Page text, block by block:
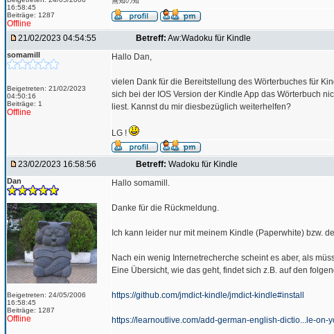
16:58:45
Beiträge: 1287
Offline
21/02/2023 04:54:55 Betreff: Aw:Wadoku für Kindle
somamill
Beigetreten: 21/02/2023
04:50:16
Beiträge: 1
Offline
Hallo Dan,
vielen Dank für die Bereitstellung des Wörterbuches für
sich bei der IOS Version der Kindle App das Wörterbuch
liest. Kannst du mir diesbezüglich weiterhelfen?
LG !
23/02/2023 16:58:56 Betreff: Wadoku für Kindle
Dan
Beigetreten: 24/05/2006
16:58:45
Beiträge: 1287
Offline
Hallo somamill.
Danke für die Rückmeldung.
Ich kann leider nur mit meinem Kindle (Paperwhite) bzw.
Nach ein wenig Internetrecherche scheint es aber, als
Eine Übersicht, wie das geht, findet sich z.B. auf den
https://github.com/jmdict-kindle/jmdict-kindle#install
https://learnoutlive.com/add-german-english-dictio...le-on-